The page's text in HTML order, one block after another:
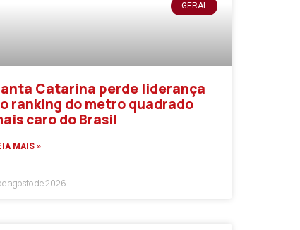
GERAL
Catarina perde liderança
ranking do metro quadrado
caro do Brasil
MAIS »
agosto de 2026